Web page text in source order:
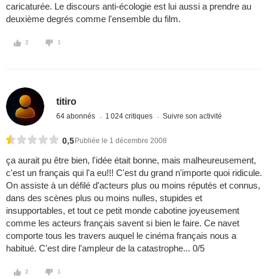
caricaturée. Le discours anti-écologie est lui aussi a prendre au
deuxième degrés comme l'ensemble du film.
2 1
titiro
64 abonnés 1 024 critiques Suivre son activité
0,5 Publiée le 1 décembre 2008
ça aurait pu être bien, l'idée était bonne, mais malheureusement,
c'est un français qui l'a eu!!! C'est du grand n'importe quoi ridicule.
On assiste à un défilé d'acteurs plus ou moins réputés et connus,
dans des scènes plus ou moins nulles, stupides et
insupportables, et tout ce petit monde cabotine joyeusement
comme les acteurs français savent si bien le faire. Ce navet
comporte tous les travers auquel le cinéma français nous a
habitué. C'est dire l'ampleur de la catastrophe... 0/5
2 1